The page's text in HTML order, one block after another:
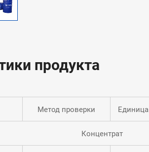
продукта
Метод проверки Единица
Концентрат